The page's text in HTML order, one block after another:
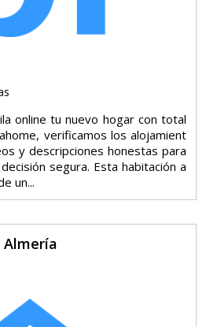
online tu nuevo hogar con total
verificamos los alojamient
y descripciones honestas para
segura. Esta habitación a
un...
Almería